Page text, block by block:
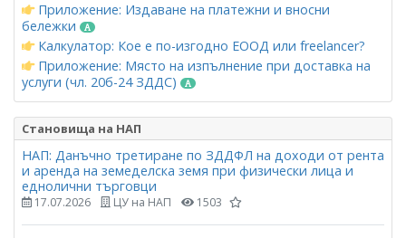
Приложение: Издаване на платежни и вносни
бележки
Калкулатор: Кое е по-изгодно ЕООД или freelancer?
Приложение: Място на изпълнение при доставка на
услуги (чл. 20б-24 ЗДДС)
Становища на НАП
НАП: Данъчно третиране по ЗДДФЛ на доходи от рента
и аренда на земеделска земя при физически лица и
еднолични търговци
17.07.2026 ЦУ на НАП 1503